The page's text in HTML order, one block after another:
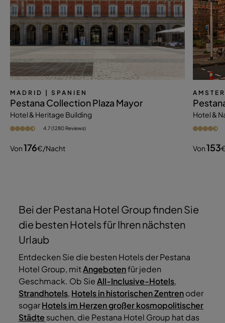
MADRID | SPANIEN
Pestana Collection Plaza Mayor
Hotel & Heritage Building
4.7 (1280 Reviews)
Von176€/nacht
Hotel &
Von153
Bei der Pestana Hotel Group finden Sie
die besten Hotels für Ihren nächsten
Urlaub
Entdecken Sie die besten Hotels der Pestana
Hotel Group, mitAngebotenfür jeden
Geschmack. Ob SieAll-Inclusive-Hotels,
Strandhotels, Hotels in historischen Zentrenoder
sogarHotels im Herzen großer kosmopolitischer
Städte suchen, die Pestana Hotel Group hat das